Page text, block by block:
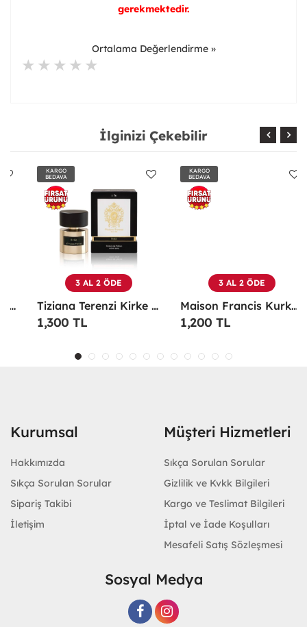
gerekmektedir.
Ortalama Değerlendirme »
İlginizi Çekebilir
KARGO
BEDAVA
3 AL 2 ÖDE
Tiziana Terenzi Kirke Edp 100 ML Unisex Parfüm - TTKE
1,300 TL
KARGO
BEDAVA
3 AL 2 ÖDE
Maison Francis Kurkdjian Grand Soir 70 Ml EDP Parfüm - MFKGS
1,200 TL
Kurumsal
Hakkımızda
Sıkça Sorulan Sorular
Sipariş Takibi
İletişim
Müşteri Hizmetleri
Sıkça Sorulan Sorular
Gizlilik ve Kvkk Bilgileri
Kargo ve Teslimat Bilgileri
İptal ve İade Koşulları
Mesafeli Satış Sözleşmesi
Sosyal Medya